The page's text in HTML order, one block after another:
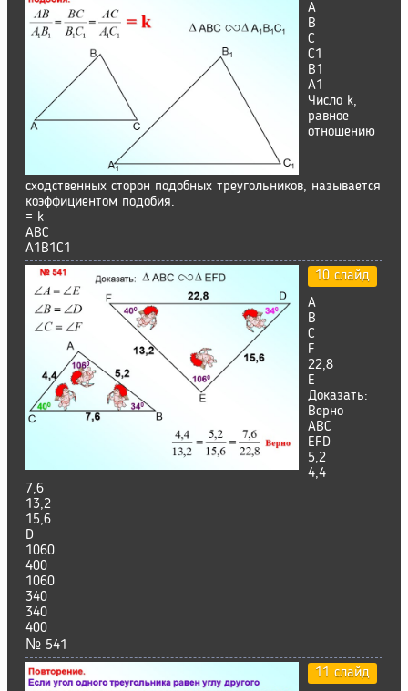
А
В
С
С1
В1
А1
Число k,
равное
отношению
сходственных сторон подобных треугольников, называется
коэффициентом подобия.
= k
ABC
A1B1C1
10 слайд
А
В
С
F
22,8
E
Доказать:
Верно
ABC
EFD
5,2
4,4
7,6
13,2
15,6
D
1060
400
1060
340
340
400
№ 541
11 слайд